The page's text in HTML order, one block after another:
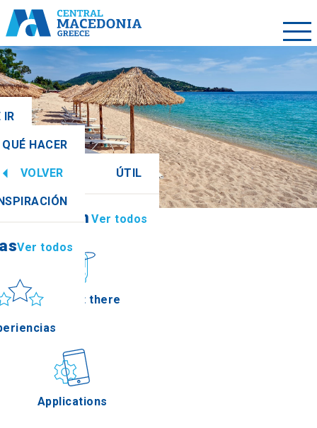
IR
QUÉ HACER
VOLVER ÚTIL
Ver todos
How to get there
Applications
Ver todos